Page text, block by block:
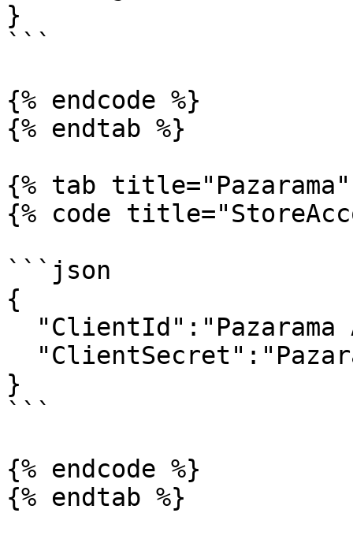
}
```
{% endcode %}
{% endtab %}
{% tab
{% code
```json
{
}
```
{% endcode %}
{% endtab %}